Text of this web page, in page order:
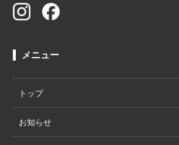
メニュー
トップ
お知らせ